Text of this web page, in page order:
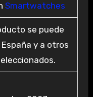
Smartwatches
se puede
y a otros